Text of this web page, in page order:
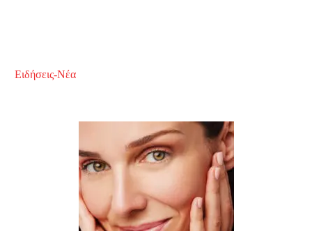
Ειδήσεις-Νέα